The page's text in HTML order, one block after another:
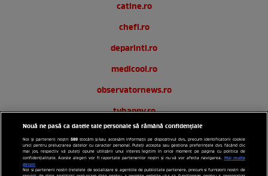
catine.ro
chefi.ro
deparinti.ro
medicool.ro
observatornews.ro
tvhappy.ro
useit.ro
zutv.ro
Nouă ne pasă ca datele tale personale să rămână confidențiale
Noi și partenerii noștri589 stocăm și/sau accesăm informații pe dispozitivul dvs., precum identificatorii cookie
unici pentru prelucrarea datelor cu caracter personal. Puteți accepta sau gestiona preferințele dvs. făcând clic
mai jos, respectiv vă puteți opune utilizării unui interes legitim în orice moment pe pagina cu politica de
confidențialitate. Aceste alegeri vor fi raportate partenerilor noștri și nu vă vor afecta navigarea. Mai multe
detalii
Noi si partenerii nostri (retelele de socializare si agentiile de publicitate partenere, precum si furnizorii nostri de